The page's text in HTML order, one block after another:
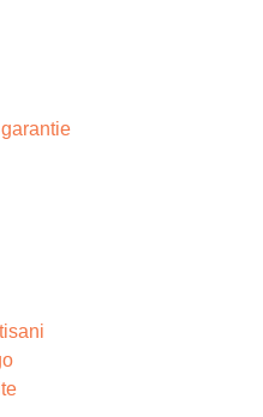
garantie